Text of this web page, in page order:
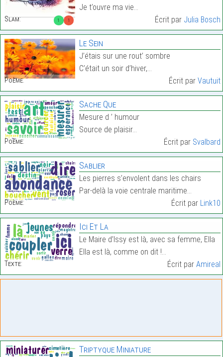
1 1
Slam:
Je t’ouvre ma vie…
Écrit par Julia Bosch
Poème:
Le Sein
J’étais sur une rout’ sombre
C’était un soir d’hiver,…
Écrit par Vautuit
Poème:
Sache Que
Mesure d ’ humour
Source de plaisir…
Écrit par Svalbard
Poème:
Sablier
Les pierres s’envolent dans les chairs
Par-delà la voie centrale maritime…
Écrit par Link10
Texte:
Ici Et La
Le Maire d’Issy est là, avec sa femme, Ella
Ella est là, comme on dit !…
Écrit par Amireal
Triptyque Miniature